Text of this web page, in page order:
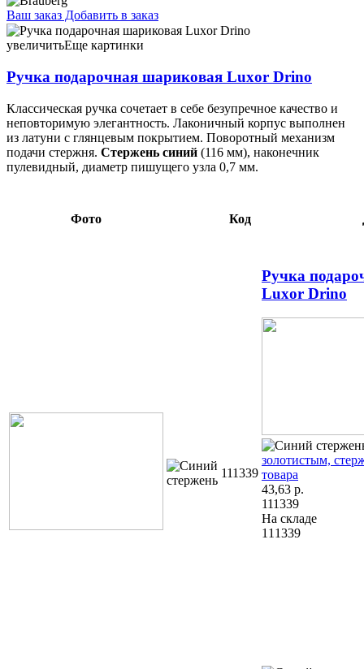
Ваш заказ Добавить в заказ
Ручка подарочная шариковая Luxor Drino корпус черный с
золотистым, стержень синий 43,63 111339
увеличитьЕще картинки
Ручка подарочная шариковая Luxor Drino
Классическая ручка сочетает в себе безупречное качество и
неповторимую элегантность. Лаконичный корпус выполнен
из латуни с глянцевым покрытием. Поворотный механизм
подачи стержня. Стержень синий (116 мм), наконечник
пулевидный, диаметр пишущего узла 0,7 мм.
Фото Код
111339
Ручка
Luxor Drino
золотистым,
товара
43,63 р.
111339
На складе
111339